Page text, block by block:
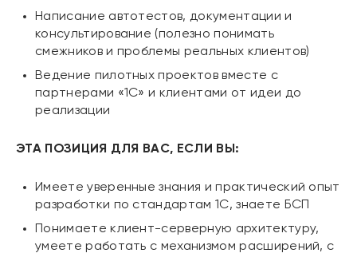
Написание автотестов, документации и
консультирование (полезно понимать
смежников и проблемы реальных клиентов)
Ведение пилотных проектов вместе с
партнерами «1С» и клиентами от идеи до
реализации
ЭТА ПОЗИЦИЯ ДЛЯ ВАС, ЕСЛИ ВЫ:
Имеете уверенные знания и практический опыт
разработки по стандартам 1С, знаете БСП
Понимаете клиент-серверную архитектуру,
умеете работать с механизмом расширений, с